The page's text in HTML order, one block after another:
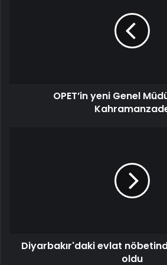
OPET’in yeni Genel
Diyarbakır'daki evlat
oldu